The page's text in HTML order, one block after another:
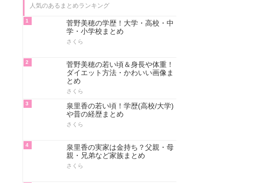
人気のあるまとめランキング
1
菅野美穂の学歴！大学・高校・中
学・小学校まとめ
さくら
2
菅野美穂の若い頃＆身長や体重！
ダイエット方法・かわいい画像ま
とめ
さくら
3
泉里香の若い頃！学歴(高校/大学)
や昔の経歴まとめ
さくら
4
泉里香の実家は金持ち？父親・母
親・兄弟など家族まとめ
さくら